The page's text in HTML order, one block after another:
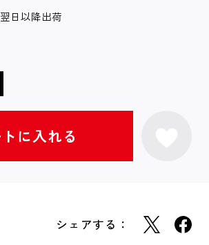
翌日以降出荷
シェアする：